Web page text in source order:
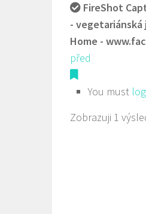
FireShot
-
Home -
před
You must
Zobrazuji 1